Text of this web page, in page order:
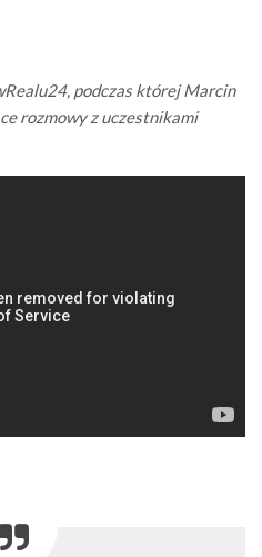
podczas której Marcin
rozmowy z uczestnikami